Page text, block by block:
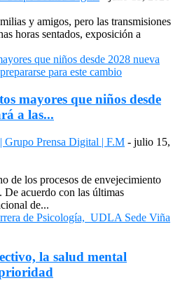
y amigos, pero las transmisiones
horas sentados, exposición a
mayores que niños desde
a las...
Grupo Prensa Digital | F.M - julio 15,
de los procesos de envejecimiento
De acuerdo con las últimas
de...
la salud mental